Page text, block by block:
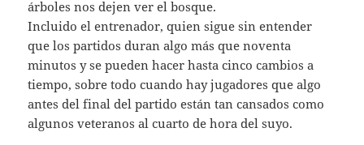
árboles nos dejen ver el bosque.
Incluido el entrenador, quien sigue sin entender
que los partidos duran algo más que noventa
minutos y se pueden hacer hasta cinco cambios a
tiempo, sobre todo cuando hay jugadores que algo
antes del final del partido están tan cansados como
algunos veteranos al cuarto de hora del suyo.